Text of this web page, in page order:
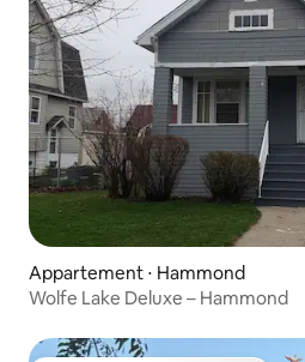
Appartement ⋅ Hammond
Wolfe Lake Deluxe – Hammond